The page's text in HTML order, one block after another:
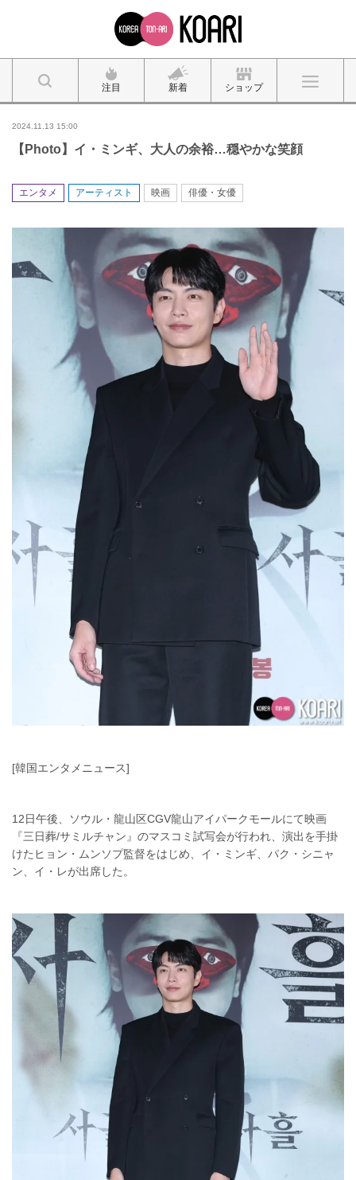
注目 新着 ショップ
2024.11.13 15:00
【Photo】イ・ミンギ、大人の余裕…穏やかな笑顔
エンタメ アーティスト 映画 俳優・女優
[韓国エンタメニュース]
12日午後、ソウル・龍山区CGV龍山アイパークモールにて映画
『三日葬/サミルチャン』のマスコミ試写会が行われ、演出を手掛
けたヒョン・ムンソプ監督をはじめ、イ・ミンギ、パク・シニャ
ン、イ・レが出席した。